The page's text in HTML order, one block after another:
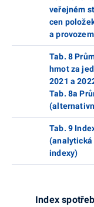
veřejném
cen
a
Tab. 8
hmot za
2021 a
Tab. 8a
Tab. 9
(analytická
indexy)
Index